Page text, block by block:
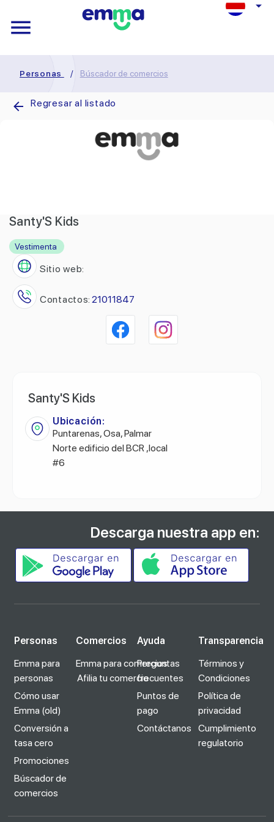
Personas / Búscador de comercios
Regresar al listado
Santy'S Kids
Vestimenta
Sitio web:
Contactos: 21011847
Santy'S Kids
Ubicación:
Puntarenas, Osa, Palmar
Norte edificio del BCR ,local
#6
Descarga nuestra app en:
Personas
Emma para
personas
Cómo usar
Emma (old)
Conversión a
tasa cero
Promociones
Búscador de
comercios
Comercios
Emma para comercios
Afilia tu comercio
Ayuda
Preguntas
frecuentes
Puntos de
pago
Contáctanos
Transparencia
Términos y
Condiciones
Política de
privacidad
Cumplimiento
regulatorio